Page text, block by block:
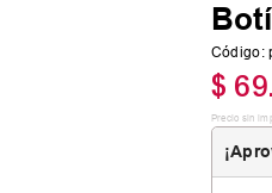
Código:
$ 69
Precio sin